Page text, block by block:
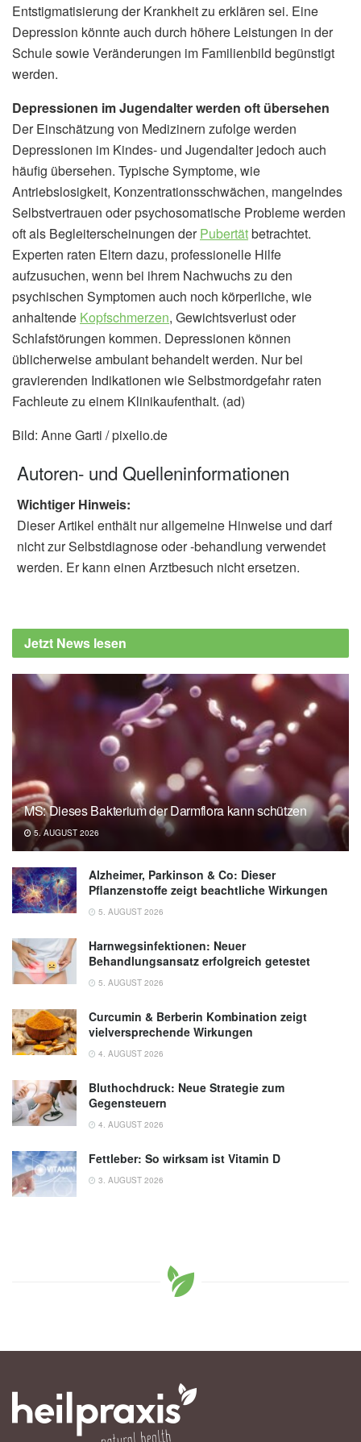
Entstigmatisierung der Krankheit zu erklären sei. Eine
Depression könnte auch durch höhere Leistungen in der
Schule sowie Veränderungen im Familienbild begünstigt
werden.
Depressionen im Jugendalter werden oft übersehen
Der Einschätzung von Medizinern zufolge werden
Depressionen im Kindes- und Jugendalter jedoch auch
häufig übersehen. Typische Symptome, wie
Antriebslosigkeit, Konzentrationsschwächen, mangelndes
Selbstvertrauen oder psychosomatische Probleme werden
oft als Begleiterscheinungen derPubertätbetrachtet.
Experten raten Eltern dazu, professionelle Hilfe
aufzusuchen, wenn bei ihrem Nachwuchs zu den
psychischen Symptomen auch noch körperliche, wie
anhaltende Kopfschmerzen, Gewichtsverlust oder
Schlafstörungen kommen. Depressionen können
üblicherweise ambulant behandelt werden. Nur bei
gravierenden Indikationen wie Selbstmordgefahr raten
Fachleute zu einem Klinikaufenthalt. (ad)
Bild: Anne Garti / pixelio.de
Autoren- und Quelleninformationen
Wichtiger Hinweis:
Dieser Artikel enthält nur allgemeine Hinweise und darf
nicht zur Selbstdiagnose oder -behandlung verwendet
werden. Er kann einen Arztbesuch nicht ersetzen.
Jetzt News lesen
MS: Dieses Bakterium der Darmflora kann schützen
5. AUGUST 2026
Alzheimer, Parkinson & Co: Dieser
Pflanzenstoffe zeigt beachtliche Wirkungen
5. AUGUST 2026
Harnwegsinfektionen: Neuer
Behandlungsansatz erfolgreich getestet
5. AUGUST 2026
Curcumin & Berberin Kombination zeigt
vielversprechende Wirkungen
4. AUGUST 2026
Bluthochdruck: Neue Strategie zum
Gegensteuern
4. AUGUST 2026
Fettleber: So wirksam ist Vitamin D
3. AUGUST 2026